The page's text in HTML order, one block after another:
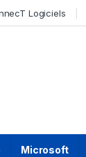
Logiciels
Microsoft